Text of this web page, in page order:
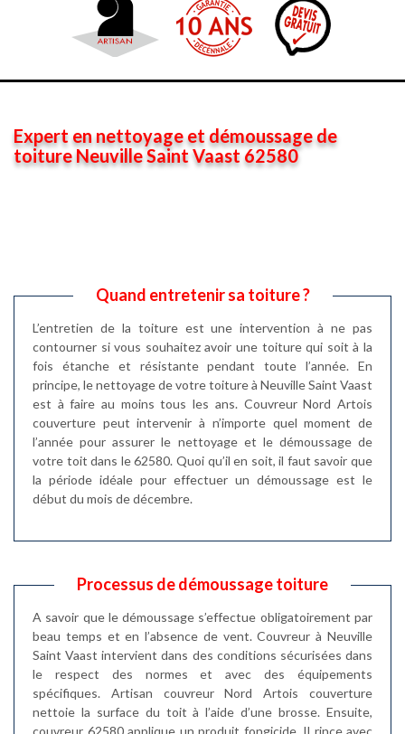
Expert en nettoyage et démoussage de
toiture Neuville Saint Vaast 62580
Quand entretenir sa toiture ?
L’entretien de la toiture est une intervention à ne pas
contourner si vous souhaitez avoir une toiture qui soit à la
fois étanche et résistante pendant toute l’année. En
principe, le nettoyage de votre toiture à Neuville Saint Vaast
est à faire au moins tous les ans. Couvreur Nord Artois
couverture peut intervenir à n’importe quel moment de
l’année pour assurer le nettoyage et le démoussage de
votre toit dans le 62580. Quoi qu’il en soit, il faut savoir que
la période idéale pour effectuer un démoussage est le
début du mois de décembre.
Processus de démoussage toiture
A savoir que le démoussage s’effectue obligatoirement par
beau temps et en l’absence de vent. Couvreur à Neuville
Saint Vaast intervient dans des conditions sécurisées dans
le respect des normes et avec des équipements
spécifiques. Artisan couvreur Nord Artois couverture
nettoie la surface du toit à l’aide d’une brosse. Ensuite,
couvreur 62580 applique un produit fongicide. Il rince avec